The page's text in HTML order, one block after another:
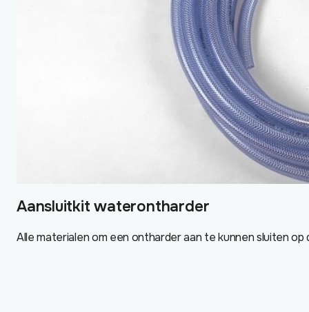
Aansluitkit waterontharder
Alle materialen om een ontharder aan te kunnen sluiten